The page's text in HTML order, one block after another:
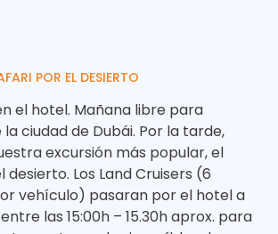
POR EL DESIERTO
el hotel. Mañana libre para
ciudad de Dubái. Por la tarde,
excursión más popular, el
desierto. Los Land Cruisers (6
vehículo) pasaran por el hotel a
las 15:00h – 15.30h aprox. para